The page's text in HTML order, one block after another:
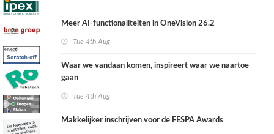
Meer AI-functionaliteiten in OneVision 26.2
Tue 4th Aug
Waar we vandaan komen, inspireert waar we naartoe
gaan
Tue 4th Aug
Makkelijker inschrijven voor de FESPA Awards